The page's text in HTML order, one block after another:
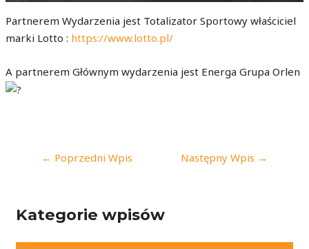
Partnerem Wydarzenia jest Totalizator Sportowy właściciel
marki Lotto : https://www.lotto.pl/
A partnerem Głównym wydarzenia jest Energa Grupa Orlen
NAWIGACJA
← Poprzedni Wpis Następny Wpis →
Kategorie wpisów